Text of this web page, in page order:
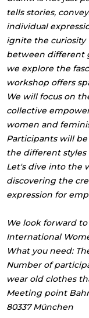
tells stories,
individual
ignite the curiosity
between different
we explore the
workshop offers
We will focus on
collective
women and
Participants will
the different
Let's dive into the
discovering the
expression for
We look forward
International
What you need:
Number of
wear old clothes
Meeting point
80337 München